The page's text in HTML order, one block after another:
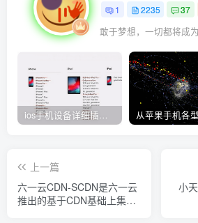
1 2235 37
敢于梦想，一切都将成
上一篇
六一云CDN-SCDN是六一云
推出的基于CDN基础上集群
小